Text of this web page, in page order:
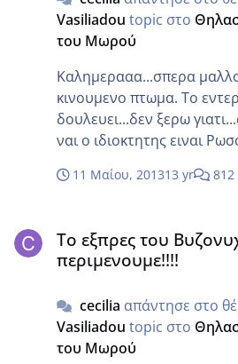
αυτουνου κατι…. Πιο πολύ όμως τσατηστικαμε
τον κουμπαρο μου..που
εφερα( φορεμενα αλαλ σαν
επωνυμα μοσχομυριστα
και δεν τα πηρε ο
χαρακτηρισω
Vasiliadou topic στο
του Μωρού
Καλημερααα...σπερα
κινουμενο πτωμα. Το
δουλευει...δεν ξερω
ναι ο ιδιοκτητης ειναι
ξενοδοχεια... Αφρο αμα σου αρεσαν μη τα
εδωσα και το καρτελακι με
το βρικε...ευτυχως εγραφε
αλλα μαρτιρικα παρηγειλα
αυτα που ηρθαν δ εμου
ΚΑΘΟΛΟΥ.. να σκασω
11 Μαίου, 201313 yr 812
Το εξπρες του
περιμενουμε!!!!
cecilia απάντησε στο
Vasiliadou topic στο
του Μωρού